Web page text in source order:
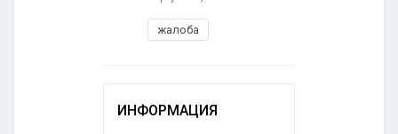
жалоба
ИНФОРМАЦИЯ